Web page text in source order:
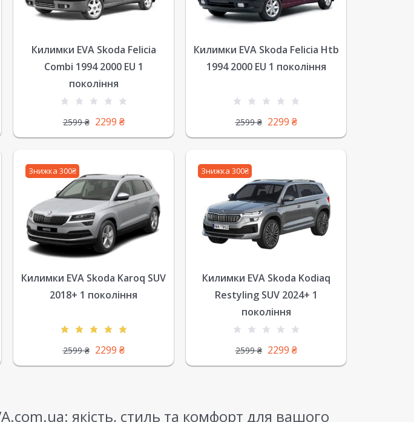
Килимки EVA Skoda Felicia
Combi 1994 2000 EU 1
покоління
2599₴ 2299 ₴
Килимки EVA Skoda Felicia Htb
1994 2000 EU 1 покоління
2599₴ 2299 ₴
Знижка 300₴
Килимки EVA Skoda Karoq SUV
2018+ 1 покоління
2599₴ 2299 ₴
Знижка 300₴
Килимки EVA Skoda Kodiaq
Restyling SUV 2024+ 1
покоління
2599₴ 2299 ₴
якість, стиль та комфорт для вашого